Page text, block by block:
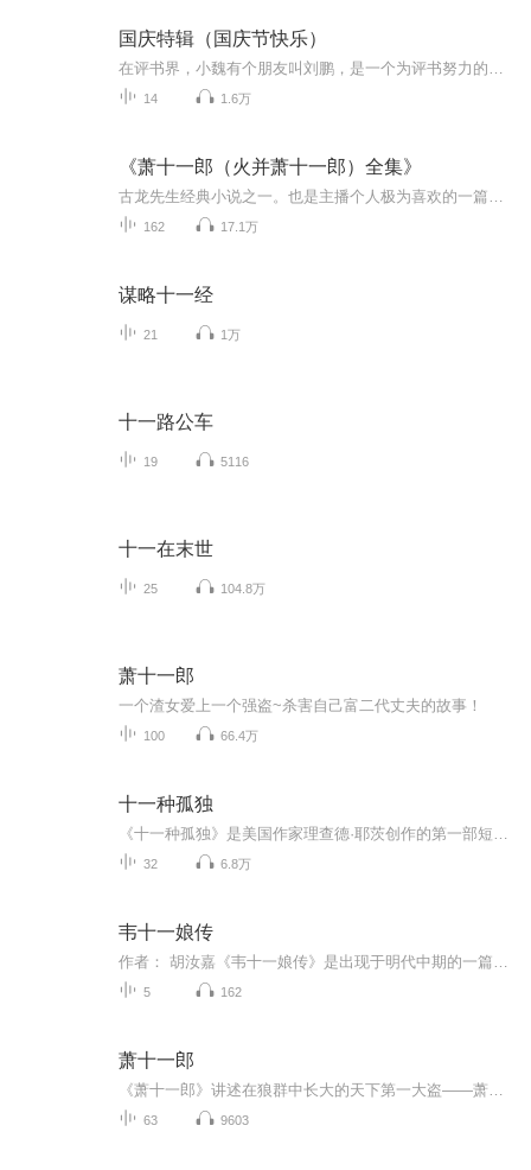
国庆特辑（国庆节快乐）
14 1.6万
《萧十一郎（火并萧十一郎）全集》
162 17.1万
谋略十一经
21 1万
十一路公车
19 5116
十一在末世
25 104.8万
萧十一郎
一个渣女爱上一个强盗~杀害自己富二代丈夫的故事！
100 66.4万
十一种孤独
32 6.8万
韦十一娘传
5 162
萧十一郎
63 9603